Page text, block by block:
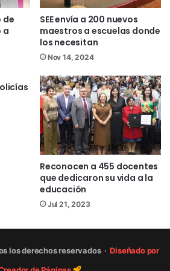
de
a
SEE envía a 200 nuevos
maestros a escuelas donde
los necesitan
Nov 14, 2024
Reconocen a 455 docentes
que dedicaron su vida a la
educación
Jul 21, 2023
los derechos reservados ·Diseñado por